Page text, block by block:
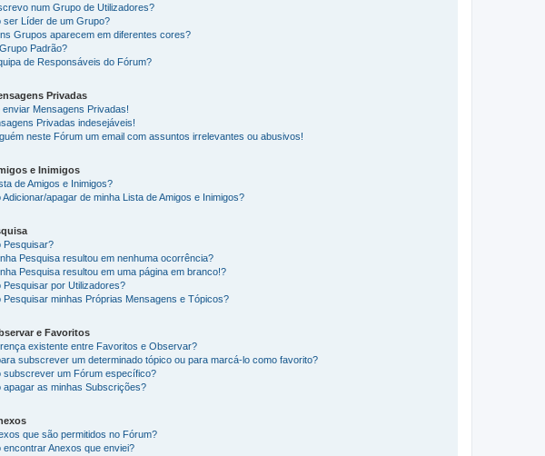
num Grupo de Utilizadores?
ser Líder de um Grupo?
Grupos aparecem em diferentes cores?
Padrão?
de Responsáveis do Fórum?
Privadas
enviar Mensagens Privadas!
Privadas indesejáveis!
neste Fórum um email com assuntos irrelevantes ou abusivos!
e Inimigos
de Amigos e Inimigos?
apagar de minha Lista de Amigos e Inimigos?
Pesquisar?
Pesquisa resultou em nenhuma ocorrência?
Pesquisa resultou em uma página em branco!?
Pesquisar por Utilizadores?
Pesquisar minhas Próprias Mensagens e Tópicos?
e Favoritos
existente entre Favoritos e Observar?
subscrever um determinado tópico ou para marcá-lo como favorito?
subscrever um Fórum específico?
apagar as minhas Subscrições?
que são permitidos no Fórum?
encontrar Anexos que enviei?